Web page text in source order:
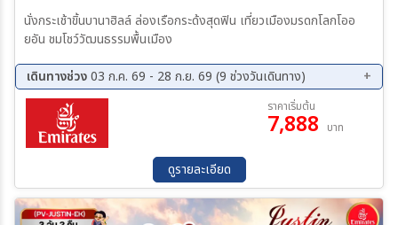
นั่งกระเช้าขิ้นบานาฮิลล์ ล่องเรือกระด้งสุดฟิน เที่ยวเมืองมรดกโลกโออ
ยอัน ชมโชว์วัฒนธรรมพื้นเมือง
เดินทางช่วง03 ก.ค. 69 - 28 ก.ย. 69 (9 ช่วงวันเดินทาง)
07 ส.ค. 69 - 10 ส.ค. 69
09 ส.ค. 69 - 12 ส.ค. 69
14 ส.ค. 69 - 17 ส.ค. 69
21 ส.ค. 69 - 24 ส.ค. 69
28 ส.ค. 69 - 31 ส.ค. 69
04 ก.ย. 69 - 07 ก.ย. 69
18 ก.ย. 69 - 21 ก.ย. 69
ราคาเริ่มต้น
7,888 บาท
ดูรายละเอียด